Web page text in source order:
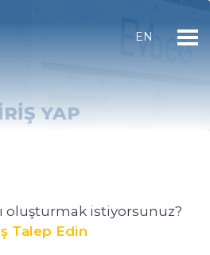
EN
YAP
oluşturmak istiyorsunuz?
Talep Edin